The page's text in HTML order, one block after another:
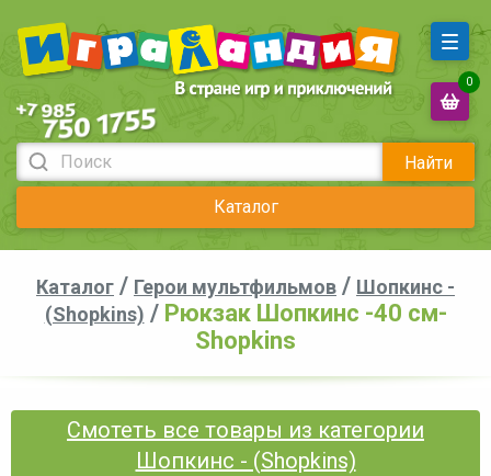
Найти
Каталог
0
Каталог / Герои мультфильмов / Шопкинс -
(Shopkins) / Рюкзак Шопкинс -40 см-
Shopkins
Смотеть все товары из категории
Шопкинс - (Shopkins)